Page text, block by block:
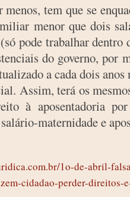
menos, tem que se
menor que dois
pode trabalhar dentro
do governo, por
a cada dois
Assim, terá os
à aposentadoria
maternidade e
1o-de-abril-
cidadao-perder-direitos-